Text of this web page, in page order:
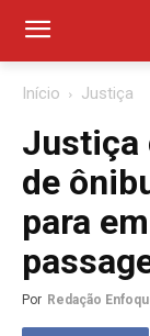
Início Justiça
Justiça
de
para
Por Redação